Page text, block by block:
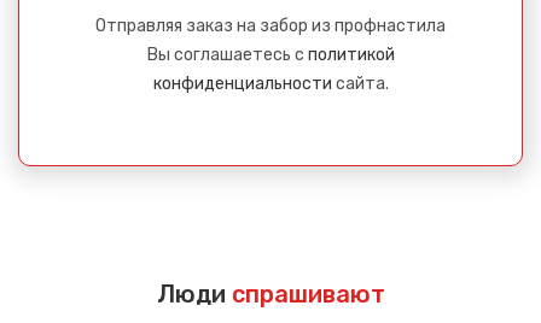
Отправляя заказ на забор из профнастила
Вы соглашаетесь с политикой
конфиденциальности сайта.
Люди спрашивают